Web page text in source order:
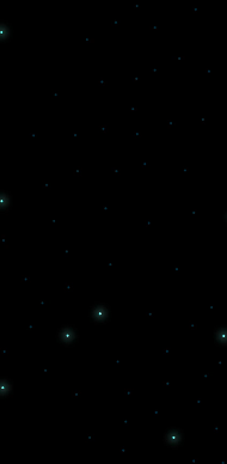
Новое
Инвентарь
Задизайнено
Хоум кредит
Магазинус
Экспресс
Журналус
Хоум кредит
Сайты